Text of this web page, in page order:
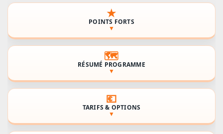
★
POINTS FORTS
▼
🗺️
RÉSUMÉ PROGRAMME
▼
💶
TARIFS & OPTIONS
▼